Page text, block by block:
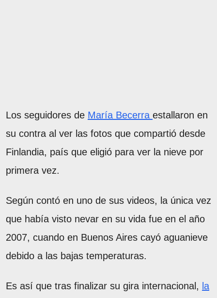
Los seguidores de María Becerra estallaron en
su contra al ver las fotos que compartió desde
Finlandia, país que eligió para ver la nieve por
primera vez.
Según contó en uno de sus videos, la única vez
que había visto nevar en su vida fue en el año
2007, cuando en Buenos Aires cayó aguanieve
debido a las bajas temperaturas.
Es así que tras finalizar su gira internacional, la